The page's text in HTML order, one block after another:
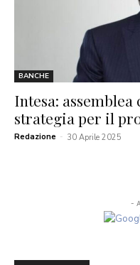
BANCHE
Intesa:
strategia per il
Redazione - 30 Aprile 2025
-